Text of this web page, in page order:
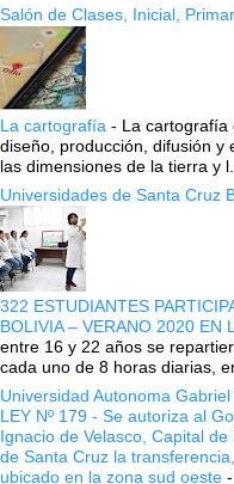
Salón de Clases, Inicial,
La cartografía - La cartografía
diseño, producción, difusión y
las dimensiones de la tierra y l...
Universidades de Santa Cruz
322 ESTUDIANTES
BOLIVIA – VERANO 2020 EN
entre 16 y 22 años se
cada uno de 8 horas diarias,
Universidad Autonoma
LEY Nº 179 - Se autoriza al
Ignacio de Velasco, Capital
de Santa Cruz la
ubicado en la zona sud oeste -